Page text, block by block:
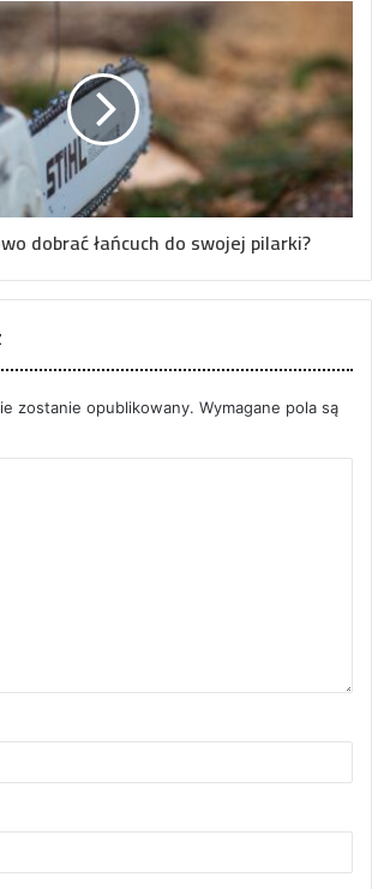
dobrać łańcuch do swojej pilarki?
zostanie opublikowany. Wymagane pola są